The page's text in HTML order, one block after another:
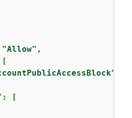
"Allow" ,
[
: [